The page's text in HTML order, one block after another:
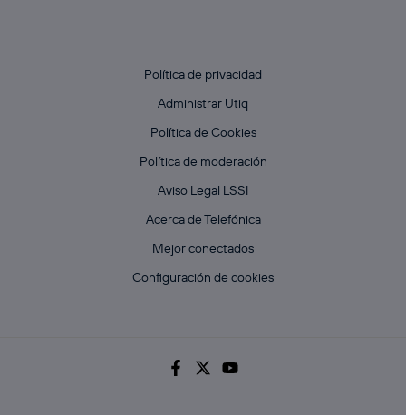
Política de privacidad
Administrar Utiq
Política de Cookies
Política de moderación
Aviso Legal LSSI
Acerca de Telefónica
Mejor conectados
Configuración de cookies